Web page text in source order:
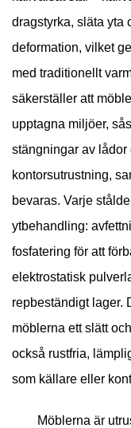
dragstyrka, släta yta
deformation, vilket
med traditionellt
säkerställer att
upptagna miljöer,
stängningar av lådor
kontorsutrustning,
bevaras. Varje
ytbehandling:
fosfatering för att
elektrostatisk
repbeständigt lager.
möblerna ett slätt
också rustfria,
som källare eller
Möblerna är